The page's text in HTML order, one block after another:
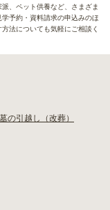
、ペット供養など、さまざま
予約・資料請求の申込みのほ
法についても気軽にご相談く
の引越し（改葬）